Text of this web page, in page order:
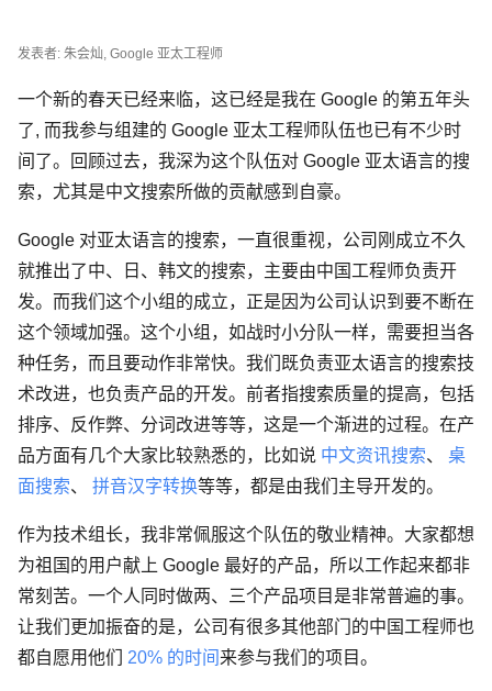
发表者: 朱会灿, Google 亚太工程师
一个新的春天已经来临，这已经是我在 Google 的第五年头
了, 而我参与组建的 Google 亚太工程师队伍也已有不少时
间了。回顾过去，我深为这个队伍对 Google 亚太语言的搜
索，尤其是中文搜索所做的贡献感到自豪。
Google 对亚太语言的搜索，一直很重视，公司刚成立不久
就推出了中、日、韩文的搜索，主要由中国工程师负责开
发。而我们这个小组的成立，正是因为公司认识到要不断在
这个领域加强。这个小组，如战时小分队一样，需要担当各
种任务，而且要动作非常快。我们既负责亚太语言的搜索技
术改进，也负责产品的开发。前者指搜索质量的提高，包括
排序、反作弊、分词改进等等，这是一个渐进的过程。在产
品方面有几个大家比较熟悉的，比如说 中文资讯搜索、 桌
面搜索、 拼音汉字转换等等，都是由我们主导开发的。
作为技术组长，我非常佩服这个队伍的敬业精神。大家都想
为祖国的用户献上 Google 最好的产品，所以工作起来都非
常刻苦。一个人同时做两、三个产品项目是非常普遍的事。
让我们更加振奋的是，公司有很多其他部门的中国工程师也
都自愿用他们 20% 的时间 来参与我们的项目。